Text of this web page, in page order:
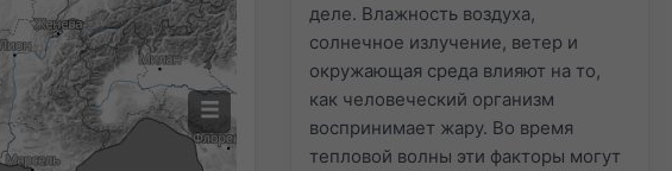
деле. Влажность воздуха,
солнечное излучение, ветер и
окружающая среда влияют на то,
как человеческий организм
воспринимает жару. Во время
тепловой волны эти факторы могут